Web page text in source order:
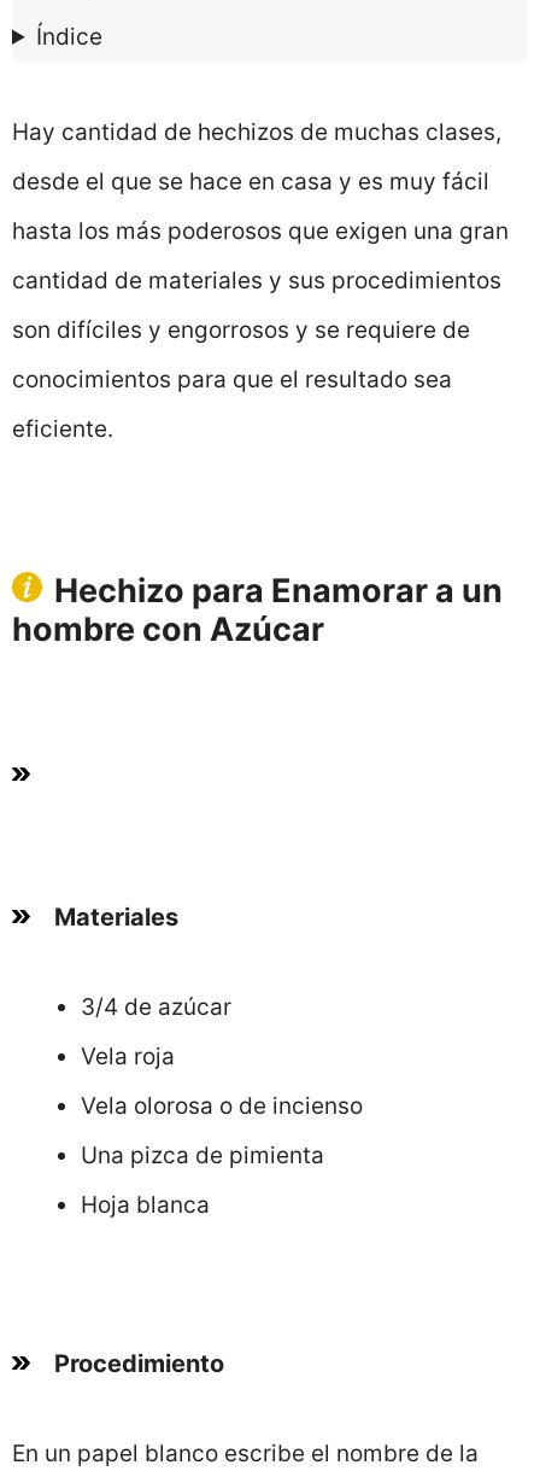
Índice
Hay cantidad de hechizos de muchas clases,
desde el que se hace en casa y es muy fácil
hasta los más poderosos que exigen una gran
cantidad de materiales y sus procedimientos
son difíciles y engorrosos y se requiere de
conocimientos para que el resultado sea
eficiente.
Hechizo para Enamorar a un
hombre con Azúcar
Materiales
3/4 de azúcar
Vela roja
Vela olorosa o de incienso
Una pizca de pimienta
Hoja blanca
Procedimiento
En un papel blanco escribe el nombre de la